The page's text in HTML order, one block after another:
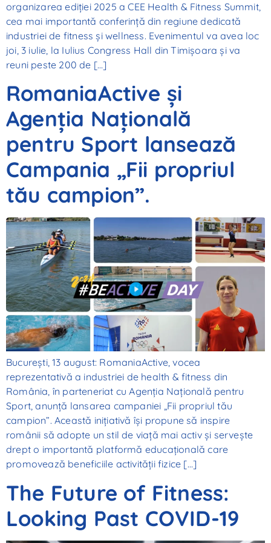
organizarea ediției 2025 a CEE Health & Fitness Summit,
cea mai importantă conferință din regiune dedicată
industriei de fitness și wellness. Evenimentul va avea loc
joi, 3 iulie, la Iulius Congress Hall din Timișoara și va
reuni peste 200 de […]
RomaniaActive și
Agenția Națională
pentru Sport lansează
Campania „Fii propriul
tău campion”.
București, 13 august: RomaniaActive, vocea
reprezentativă a industriei de health & fitness din
România, în parteneriat cu Agenția Națională pentru
Sport, anunță lansarea campaniei „Fii propriul tău
campion”. Această inițiativă își propune să inspire
românii să adopte un stil de viață mai activ și servește
drept o importantă platformă educațională care
promovează beneficiile activității fizice […]
The Future of Fitness:
Looking Past COVID-19